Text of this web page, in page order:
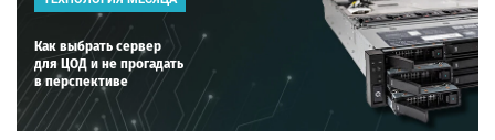
Как выбрать сервер
для ЦОД и не прогадать
в перспективе